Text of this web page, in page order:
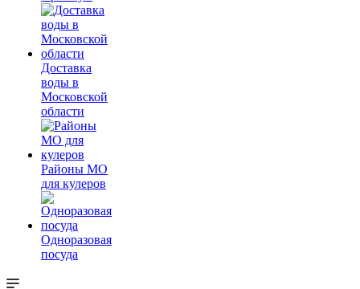
Доставка
воды в
Московской
области
Районы МО
для кулеров
Одноразовая
посуда